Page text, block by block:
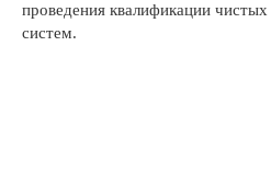
проведения квалификации
систем.